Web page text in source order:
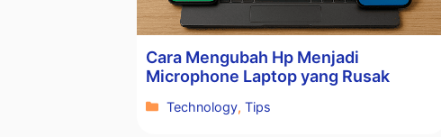
Cara Mengubah Hp Menjadi
Microphone Laptop yang Rusak
Kategori
Technology,Tips